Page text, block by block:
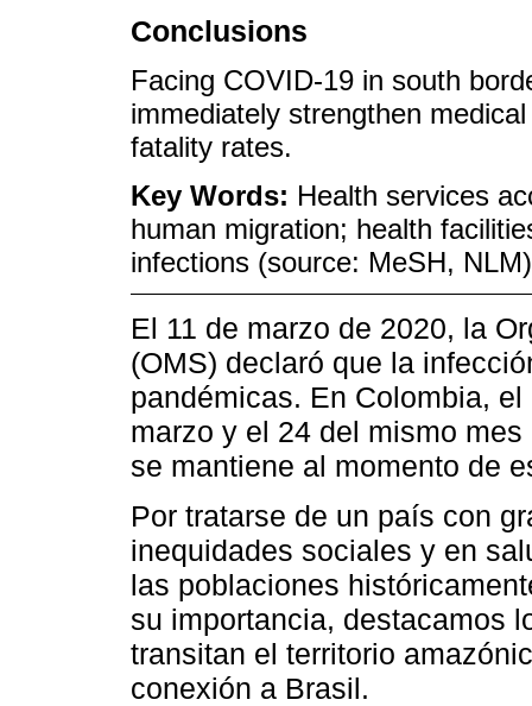
Conclusions
Facing COVID-19 in south
immediately strengthen
fatality rates.
Key Words: Health services
human migration; health
infections (source: MeSH, NLM)
El 11 de marzo de 2020, la
(OMS) declaró que la
pandémicas. En Colombia,
marzo y el 24 del mismo
se mantiene al momento de
Por tratarse de un país con
inequidades sociales y en
las poblaciones
su importancia, destacamos
transitan el territorio
conexión a Brasil.